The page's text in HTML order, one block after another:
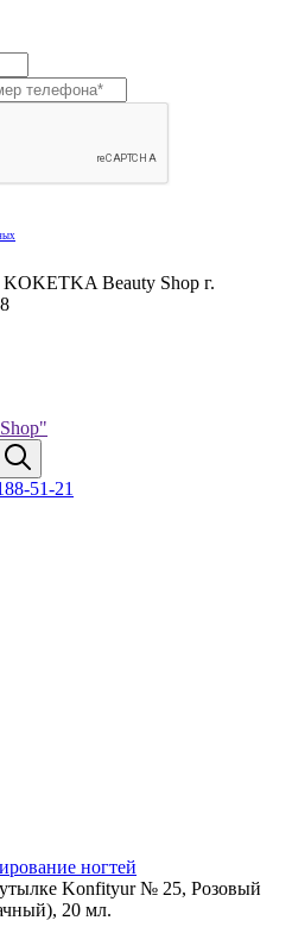
Beauty Shop г.
51-21
ногтей
Konfityur № 25, Розовый
20 мл.